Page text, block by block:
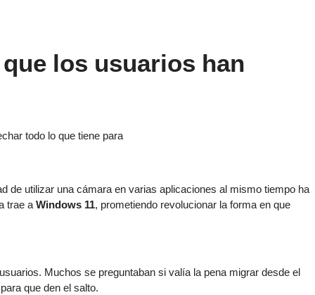
los usuarios han
de utilizar una cámara en varias aplicaciones al mismo tiempo ha
trae a Windows 11, prometiendo revolucionar la forma en que
Muchos se preguntaban si valía la pena migrar desde el
que den el salto.